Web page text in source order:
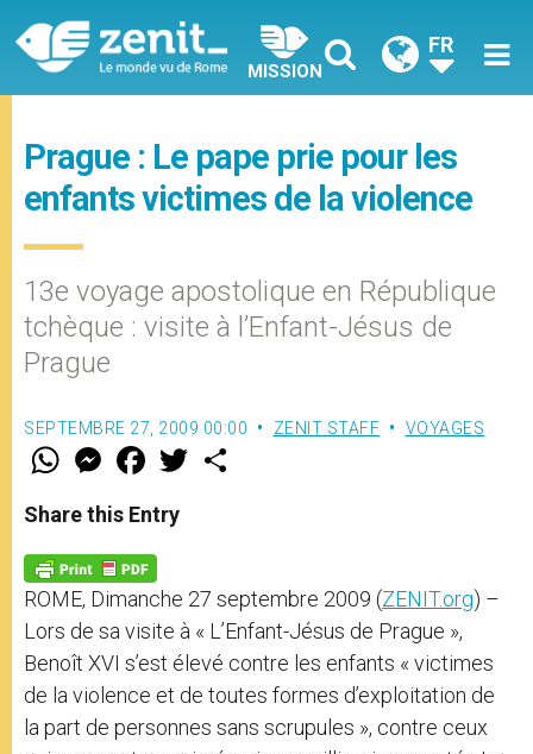
MISSION
FR
Prague : Le pape prie pour les
enfants victimes de la violence
13e voyage apostolique en République
tchèque : visite à l’Enfant-Jésus de
Prague
SEPTEMBRE 27, 2009 00:00 ZENIT STAFF VOYAGES
W
t
s
p
p
M
e
s
e
g
e
r
F
a
e
b
o
k
w
Share this Entry
ROME, Dimanche 27 septembre 2009 (ZENIT.org) –
Lors de sa visite à « L’Enfant-Jésus de Prague »,
Benoît XVI s’est élevé contre les enfants « victimes
de la violence et de toutes formes d’exploitation de
la part de personnes sans scrupules », contre ceux